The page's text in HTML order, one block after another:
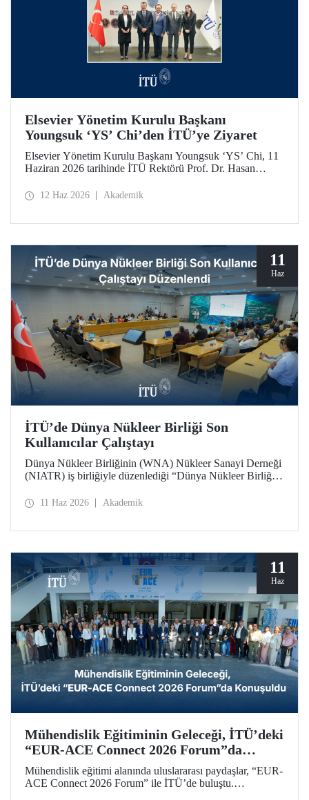
Elsevier Yönetim Kurulu Başkanı
Youngsuk ‘YS’ Chi’den İTÜ’ye Ziyaret
Elsevier Yönetim Kurulu Başkanı Youngsuk ‘YS’ Chi, 11
Haziran 2026 tarihinde İTÜ Rektörü Prof. Dr. Hasan
araştırma ekosistemlerinde yapay zekânın dönüştürücü
12 Haz 2026 Akademik
11
Haz
İTÜ’de Dünya Nükleer Birliği Son
Kullanıcılar Çalıştayı
Dünya Nükleer Birliğinin (WNA) Nükleer Sanayi Derneği
(NIATR) iş birliğiyle düzenlediği “Dünya Nükleer Birliği
11 Haz 2026 Akademik
11
Haz
Mühendislik Eğitiminin Geleceği, İTÜ’deki
“EUR-ACE Connect 2026 Forum”da
Konuşuldu
Mühendislik eğitimi alanında uluslararası paydaşlar, “EUR-
ACE Connect 2026 Forum” ile İTÜ’de buluştu.